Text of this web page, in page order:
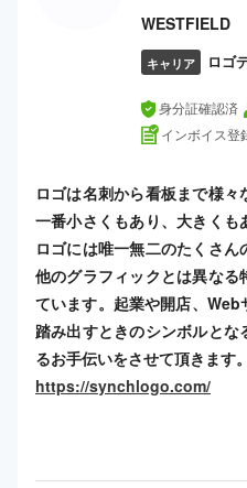
WESTFIELD
キャリア ロゴ
身分証確認済
インボイス登
ロゴは名刺から看板まで様
一番小さくもあり、大きく
ロゴには唯一無二のたくさん
他のグラフィックとは異なる
ています。起業や開店、
踏み出すときのシンボルと
るお手伝いをさせて頂きます
https://synchlogo.com/